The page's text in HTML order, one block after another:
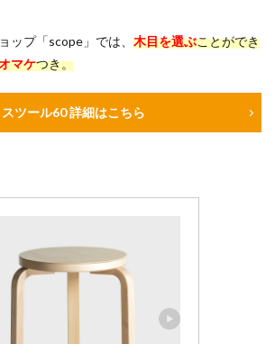
ップ「scope」では、 木目を選ぶことができ
マケつき。
スツール60 詳細はこちら